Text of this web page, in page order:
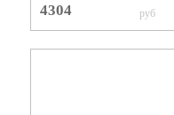
4304 руб